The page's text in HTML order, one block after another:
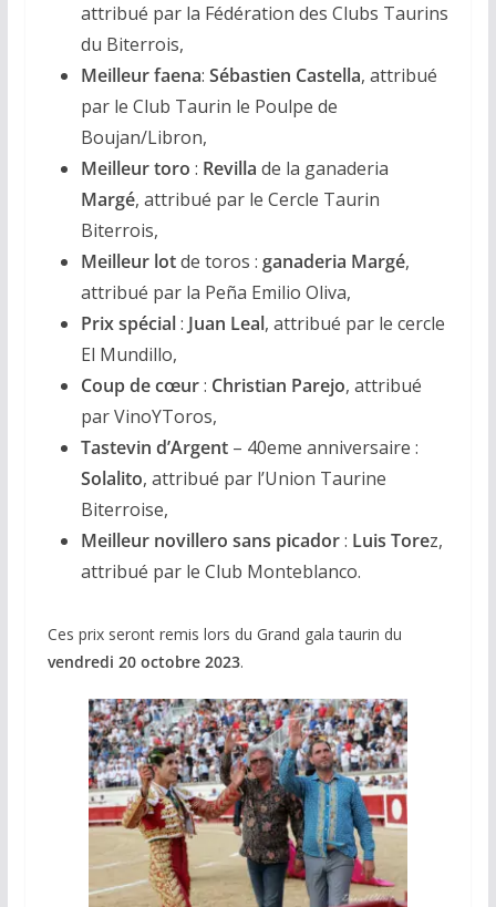
attribué par la Fédération des Clubs Taurins
du Biterrois,
Meilleur faena: Sébastien Castella, attribué
par le Club Taurin le Poulpe de
Boujan/Libron,
Meilleur toro : Revilla de la ganaderia
Margé, attribué par le Cercle Taurin
Biterrois,
Meilleur lotde toros : ganaderia Margé,
attribué par la Peña Emilio Oliva,
Prix spécial: Juan Leal, attribué par le cercle
El Mundillo,
Coup de cœur: Christian Parejo, attribué
par VinoYToros,
Tastevin d’Argent– 40eme anniversaire :
Solalito, attribué par l’Union Taurine
Biterroise,
Meilleur novillero sans picador: Luis Torez,
attribué par le Club Monteblanco.
Ces prix seront remis lors du Grand gala taurin du
vendredi 20 octobre 2023.